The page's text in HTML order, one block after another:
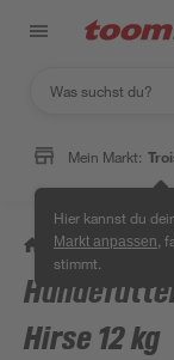
Mein Markt:
Hier kannst du
Markt anpassen ,
stimmt.
/ Garten &
Hirse 12 kg